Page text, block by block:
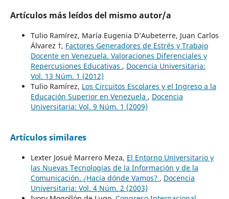
Artículos más leídos del mismo autor/a
Tulio Ramírez, María Eugenia D’Aubeterre, Juan Carlos
Álvarez †, Factores Generadores de Estrés y Trabajo
Docente en Venezuela. Valoraciones Diferenciales y
Repercusiones Educativas , Docencia Universitaria:
Vol. 13 Núm. 1 (2012)
Tulio Ramírez, Los Circuitos Escolares y el Ingreso a la
Educación Superior en Venezuela , Docencia
Universitaria: Vol. 9 Núm. 1 (2009)
Artículos similares
Lexter Josué Marrero Meza, El Entorno Universitario y
las Nuevas Tecnologías de la Información y de la
Comunicación. ¿Hacia dónde Vamos? , Docencia
Universitaria: Vol. 4 Núm. 2 (2003)